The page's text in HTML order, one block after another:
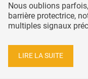
Nous oublions
barrière protectrice,
multiples signaux
LIRE LA SUITE